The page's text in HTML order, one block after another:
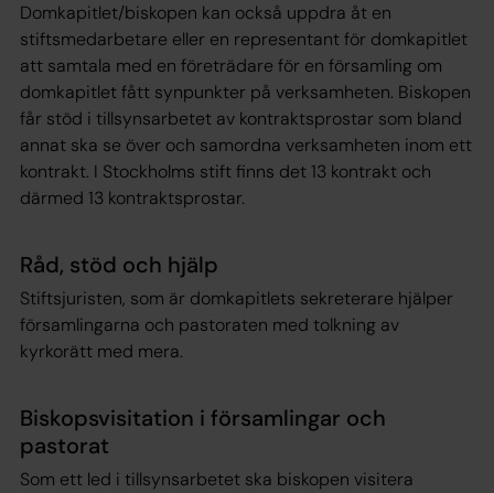
Domkapitlet/biskopen kan också uppdra åt en
stiftsmedarbetare eller en representant för domkapitlet
att samtala med en företrädare för en församling om
domkapitlet fått synpunkter på verksamheten. Biskopen
får stöd i tillsynsarbetet av kontraktsprostar som bland
annat ska se över och samordna verksamheten inom ett
kontrakt. I Stockholms stift finns det 13 kontrakt och
därmed 13 kontraktsprostar.
Råd, stöd och hjälp
Stiftsjuristen, som är domkapitlets sekreterare hjälper
församlingarna och pastoraten med tolkning av
kyrkorätt med mera.
Biskopsvisitation i församlingar och
pastorat
Som ett led i tillsynsarbetet ska biskopen visitera